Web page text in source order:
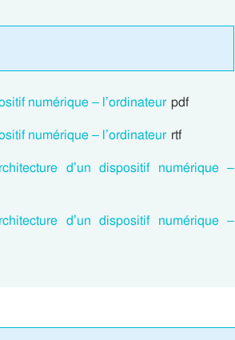
numérique – l’ordinateur pdf
numérique – l’ordinateur rtf
d’un dispositif numérique –
d’un dispositif numérique –